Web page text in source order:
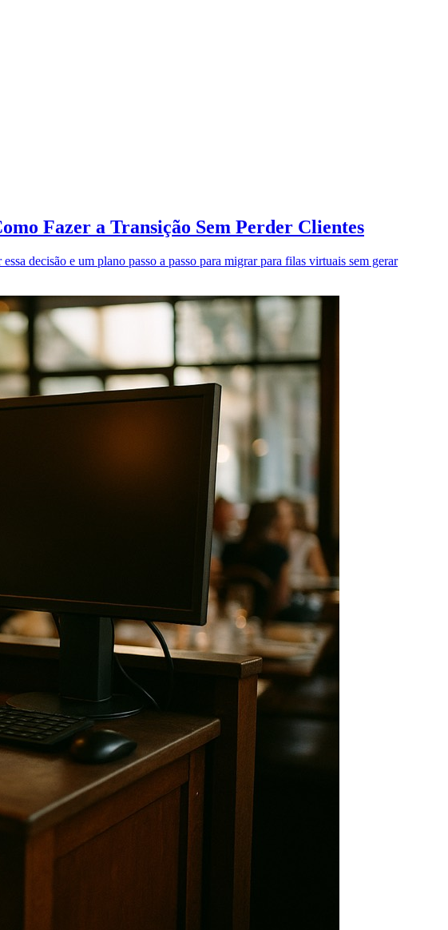
Fazer a Transição Sem Perder Clientes
decisão e um plano passo a passo para migrar para filas virtuais sem gerar